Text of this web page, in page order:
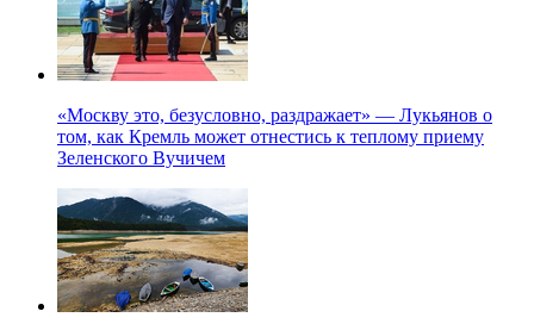
«Москву это, безусловно, раздражает» — Лукьянов о
том, как Кремль может отнестись к теплому приему
Зеленского Вучичем